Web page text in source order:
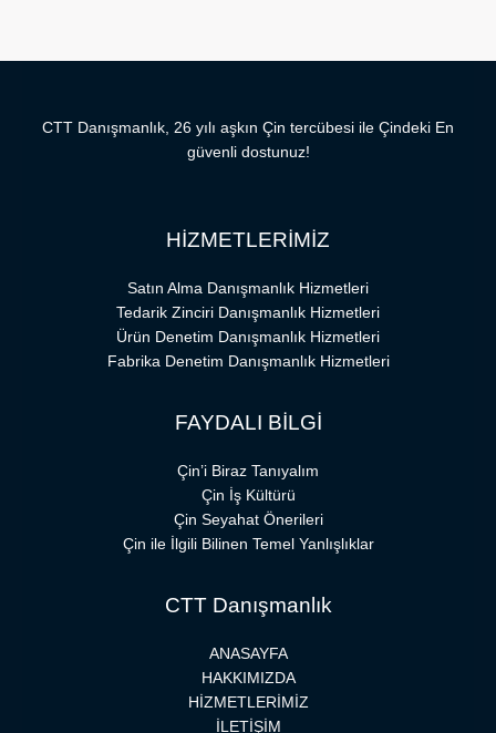
CTT Danışmanlık, 26 yılı aşkın Çin tercübesi ile Çindeki En
güvenli dostunuz!
HİZMETLERİMİZ
Satın Alma Danışmanlık Hizmetleri
Tedarik Zinciri Danışmanlık Hizmetleri
Ürün Denetim Danışmanlık Hizmetleri
Fabrika Denetim Danışmanlık Hizmetleri
FAYDALI BİLGİ
Çin’i Biraz Tanıyalım
Çin İş Kültürü
Çin Seyahat Önerileri
Çin ile İlgili Bilinen Temel Yanlışlıklar
CTT Danışmanlık
ANASAYFA
HAKKIMIZDA
HİZMETLERİMİZ
İLETİŞİM